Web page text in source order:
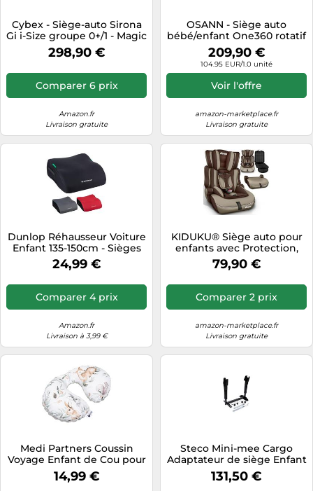
Tondeuses cheveux & barbe
Téléphonie
Téléviseurs
Télévision & vidéo
Électroménager
Cybex - Siège-auto Sirona
Gi i-Size groupe 0+/1 - Magic
Black 2025
298,90 €
Comparer 6 prix
Amazon.fr
Livraison gratuite
OSANN - Siège auto
bébé/enfant One360 rotatif
Isofix - 40-150 cm - 0 à 12
ans - Groupe 1/2/3 - Beige
209,90 €
104.95 EUR/1.0 unité
Voir l'offre
amazon-marketplace.fr
Livraison gratuite
Dunlop Réhausseur Voiture
Enfant 135-150cm - Sièges
Auto ECE R129-3 Ans
Ergonomique avec Housse
Lavable - Noir
24,99 €
Comparer 4 prix
Amazon.fr
Livraison à 3,99 €
KIDUKU® Siège auto pour
enfants avec Protection,
évoluant avec la croissance,
Norme ECE R129/03, de 9
kg à 36 kg (de 1 à 12 ans),
Groupe 1 + 2 + 3
(Marron/Beige)
79,90 €
Comparer 2 prix
amazon-marketplace.fr
Livraison gratuite
Medi Partners Coussin
Voyage Enfant de Cou pour
Bebe Repose Tete Voiture
Oreiller Voyag - 100%
14,99 €
Steco Mini-mee Cargo
Adaptateur de siège Enfant
Adulte Unisexe, Noir, 35 x 16
x 24 cm
131,50 €